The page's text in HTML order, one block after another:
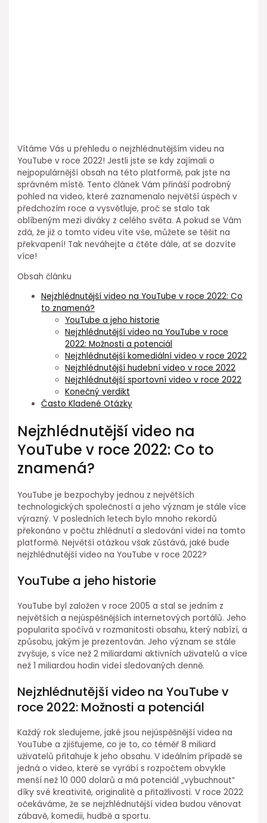
Vítáme Vás u přehledu o nejzhlédnutějším videu na
YouTube v roce 2022! Jestli jste se kdy zajímali o
nejpopulárnější obsah na této platformě, pak jste na
správném místě. Tento článek Vám přináší podrobný
pohled na video, které zaznamenalo největší úspěch v
předchozím roce a vysvětluje, proč se stalo tak
oblíbeným mezi diváky z celého světa. A pokud se Vám
zdá, že již o tomto videu víte vše, můžete se těšit na
překvapení! Tak neváhejte a čtěte dále, ať se dozvíte
více!
Obsah článku
Nejzhlédnutější video na YouTube v roce 2022: Co
to znamená?
YouTube a jeho historie
Nejzhlédnutější video na YouTube v roce
2022: Možnosti a potenciál
Nejzhlédnutější komediální video v roce 2022
Nejzhlédnutější hudební video v roce 2022
Nejzhlédnutější sportovní video v roce 2022
Konečný verdikt
Často Kladené Otázky
Nejzhlédnutější video na
YouTube v roce 2022: Co to
znamená?
YouTube je bezpochyby jednou z největších
technologických společností a jeho význam je stále více
výrazný. V posledních letech bylo mnoho rekordů
překonáno v počtu zhlédnutí a sledování videí na tomto
platformě. Největší otázkou však zůstává, jaké bude
nejzhlédnutější video na YouTube v roce 2022?
YouTube a jeho historie
YouTube byl založen v roce 2005 a stal se jedním z
největších a nejúspěšnějších internetových portálů. Jeho
popularita spočívá v rozmanitosti obsahu, který nabízí, a
způsobu, jakým je prezentován. Jeho význam se stále
zvyšuje, s více než 2 miliardami aktivních uživatelů a více
než 1 miliardou hodin videí sledovaných denně.
Nejzhlédnutější video na YouTube v
roce 2022: Možnosti a potenciál
Každý rok sledujeme, jaké jsou nejúspěšnější videa na
YouTube a zjišťujeme, co je to, co téměř 8 miliard
uživatelů přitahuje k jeho obsahu. V ideálním případě se
jedná o video, které se vyrábí s rozpočtem obvykle
menší než 10 000 dolarů a má potenciál „vybuchnout“
díky své kreativitě, originalitě a přitažlivosti. V roce 2022
očekáváme, že se nejzhlédnutější videa budou věnovat
zábavě, komedii, hudbě a sportu.